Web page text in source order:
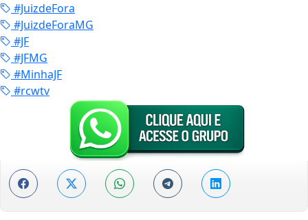
#JuizdeFora
#JuizdeForaMG
#JF
#JFMG
#MinhaJF
#rcwtv